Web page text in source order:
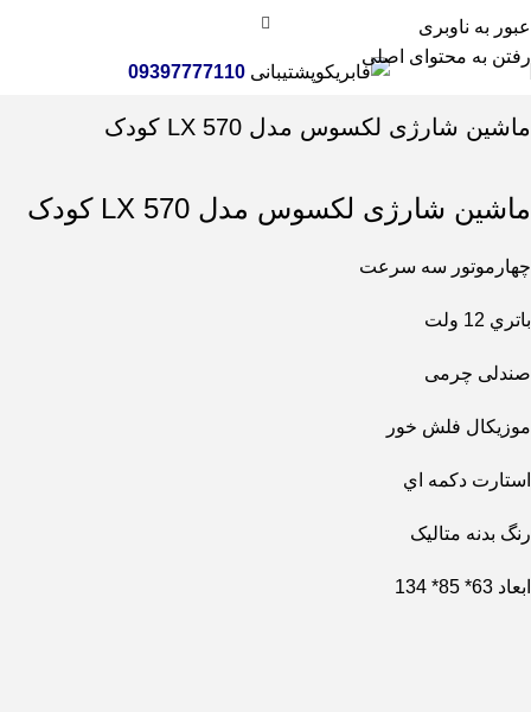
عبور به ناوبری
رفتن به محتوای اصلی
پشتیبانی09397777110 خانه اسباب بازی ماشین و موتور شارژی
ماشین شارژی لکسوس مدل LX 570 کودک
ماشین شارژی لکسوس مدل LX 570 کودک
چهارموتور سه سرعت
باتري 12 ولت
صندلی چرمی
موزیکال فلش خور
استارت دکمه اي
رنگ بدنه متالیک
ابعاد 63* 85* 134